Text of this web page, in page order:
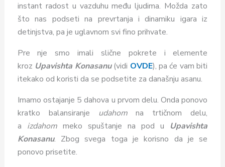
instant radost u vazduhu među ljudima. Možda zato
što nas podseti na prevrtanja i dinamiku igara iz
detinjstva, pa je uglavnom svi fino prihvate.
Pre nje smo imali slične pokrete i elemente
kroz Upavishta Konasanu(vidi OVDE), pa će vam biti
itekako od koristi da se podsetite za današnju asanu.
Imamo ostajanje 5 dahova u prvom delu. Onda ponovo
kratko balansiranje udahomna trtičnom delu,
a izdahommeko spuštanje na pod u Upavishta
Konasanu. Zbog svega toga je korisno da je se
ponovo prisetite.